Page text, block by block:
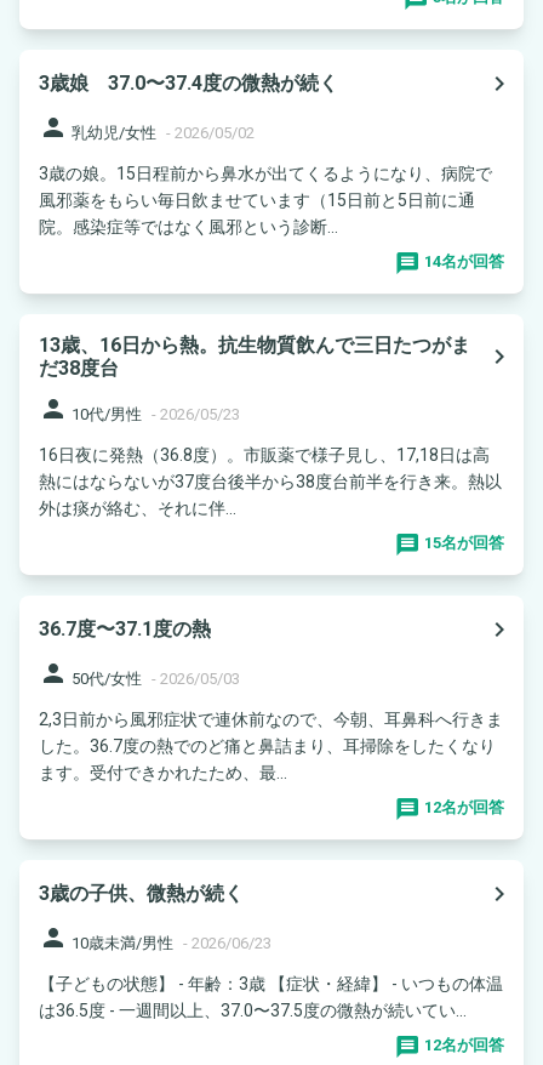
3歳娘 37.0〜37.4度の微熱が続く
navigate_next
person 乳幼児/女性 - 2026/05/02
3歳の娘。15日程前から鼻水が出てくるようになり、病院で
風邪薬をもらい毎日飲ませています（15日前と5日前に通
院。感染症等ではなく風邪という診断...
14名が回答
13歳、16日から熱。抗生物質飲んで三日たつがま
だ38度台
navigate_next
person 10代/男性 - 2026/05/23
16日夜に発熱（36.8度）。市販薬で様子見し、17,18日は高
熱にはならないが37度台後半から38度台前半を行き来。熱以
外は痰が絡む、それに伴...
15名が回答
36.7度〜37.1度の熱
navigate_next
person 50代/女性 - 2026/05/03
2,3日前から風邪症状で連休前なので、今朝、耳鼻科へ行きま
した。36.7度の熱でのど痛と鼻詰まり、耳掃除をしたくなり
ます。受付できかれたため、最...
12名が回答
3歳の子供、微熱が続く
navigate_next
person 10歳未満/男性 - 2026/06/23
【子どもの状態】 - 年齢：3歳 【症状・経緯】 - いつもの体温
は36.5度 - 一週間以上、37.0〜37.5度の微熱が続いてい...
12名が回答